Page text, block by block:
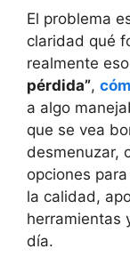
El problema
claridad qué
realmente
pérdida”,
a algo
que se vea
desmenuzar,
opciones
la calidad,
herramientas
día.